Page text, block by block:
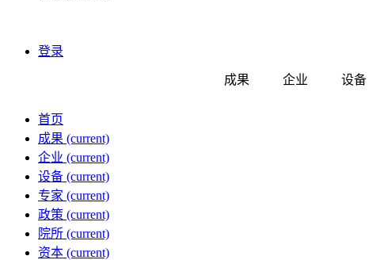
登录
成果 企业 设备
首页
成果 (current)
企业 (current)
设备 (current)
专家 (current)
政策 (current)
院所 (current)
资本 (current)